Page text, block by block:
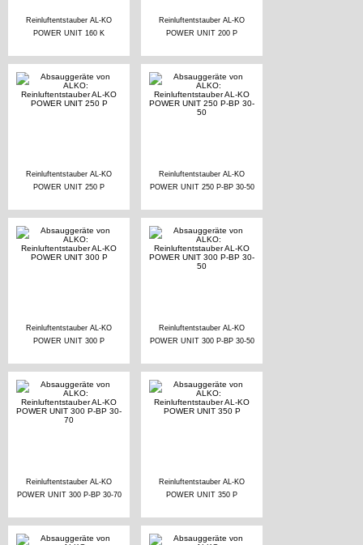
Reinluftentstauber AL-KO
POWER UNIT 160 K
Reinluftentstauber AL-KO
POWER UNIT 200 P
Reinluftentstauber AL-KO
POWER UNIT 250 P
Reinluftentstauber AL-KO
POWER UNIT 250 P-BP 30-50
Reinluftentstauber AL-KO
POWER UNIT 300 P
Reinluftentstauber AL-KO
POWER UNIT 300 P-BP 30-50
Reinluftentstauber AL-KO
POWER UNIT 300 P-BP 30-70
Reinluftentstauber AL-KO
POWER UNIT 350 P